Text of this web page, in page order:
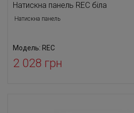
Натискна панель REC біла
Натискна панель
Модель: REC
2 028 грн